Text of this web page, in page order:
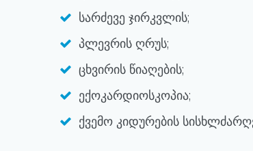
სარძევე ჯირკვლის;
პლევრის ღრუს;
ცხვირის წიაღების;
ექოკარდიოსკოპია;
ქვემო კიდურების